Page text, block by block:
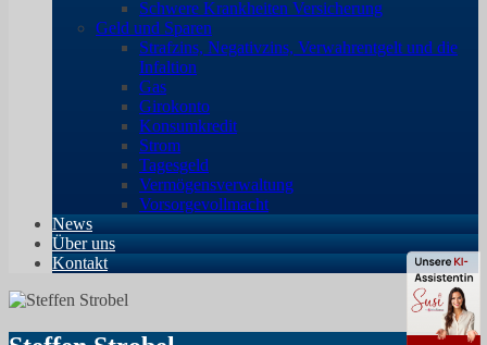
Schwere Krankheiten Versicherung
Geld und Sparen
Strafzins, Negativzins, Verwahrentgelt und die
Infaltion
Gas
Girokonto
Konsumkredit
Strom
Tagesgeld
Vermögensverwaltung
Vorsorgevollmacht
News
Über uns
Kontakt